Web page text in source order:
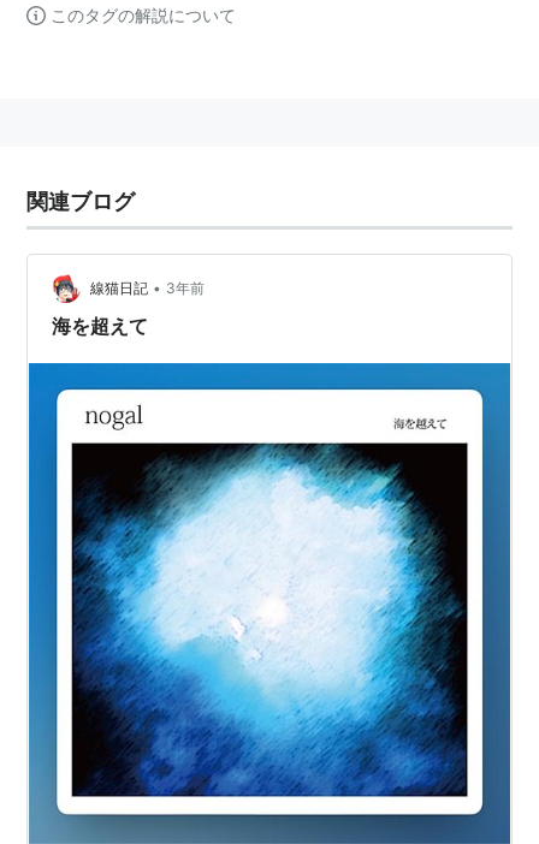
このタグの解説について
関連ブログ
線猫日記 • 3年前
海を超えて